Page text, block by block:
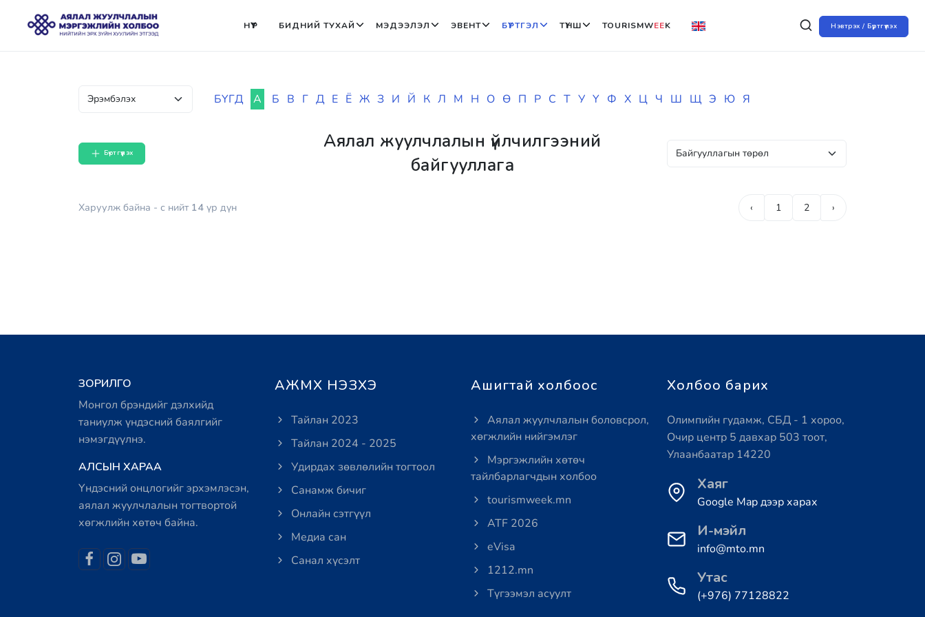
Нэвтрэх / Бүртгүүлэх
НҮҮР БИДНИЙ ТУХАЙ МЭДЭЭЛЭЛ ЭВЕНТ БҮРТГЭЛ ТҮНШ TOURISMWEEK
БҮГД А Б В Г Д Е Ё Ж З И Й К Л М Н О Ө П Р С Т У Ү Ф Х Ц Ч Ш Щ Э Ю Я
Бүртгүүлэх
Аялал жуулчлалын үйлчилгээний
байгууллага
Харуулж байна - с нийт 14 үр дүн ‹ 1 2 ›
ЗОРИЛГО
Монгол брэндийг дэлхийд
таниулж үндэсний баялгийг
нэмэгдүүлнэ.
АЛСЫН ХАРАА
Үндэсний онцлогийг эрхэмлэсэн,
аялал жуулчлалын тогтвортой
хөгжлийн хөтөч байна.
АЖМХ НЭЗХЭ
Тайлан 2023
Тайлан 2024 - 2025
Удирдах зөвлөлийн тогтоол
Санамж бичиг
Онлайн сэтгүүл
Медиа сан
Санал хүсэлт
Ашигтай холбоос
Аялал жуулчлалын боловсрол,
хөгжлийн нийгэмлэг
Мэргэжлийн хөтөч
тайлбарлагчдын холбоо
tourismweek.mn
ATF 2026
eVisa
1212.mn
Түгээмэл асуулт
Холбоо барих
Олимпийн гудамж, СБД - 1 хороо,
Очир центр 5 давхар 503 тоот,
Улаанбаатар 14220
Хаяг
Google Map дээр харах
И-мэйл
info@mto.mn
Утас
(+976) 77128822